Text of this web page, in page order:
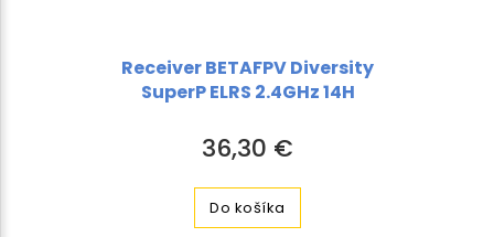
Receiver BETAFPV Diversity
SuperP ELRS 2.4GHz 14H
36,30 €
Do košíka